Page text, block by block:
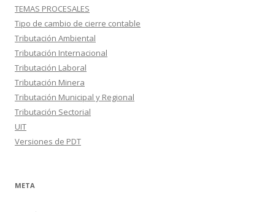
TEMAS PROCESALES
Tipo de cambio de cierre contable
Tributación Ambiental
Tributación Internacional
Tributación Laboral
Tributación Minera
Tributación Municipal y Regional
Tributación Sectorial
UIT
Versiones de PDT
META